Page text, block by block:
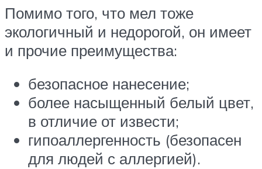
Помимо того, что мел тоже
экологичный и недорогой, он имеет
и прочие преимущества:
безопасное нанесение;
более насыщенный белый цвет,
в отличие от извести;
гипоаллергенность (безопасен
для людей с аллергией).